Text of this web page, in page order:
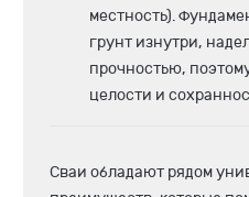
местность).
грунт изнутри,
прочностью,
целости и
Сваи обладают рядом